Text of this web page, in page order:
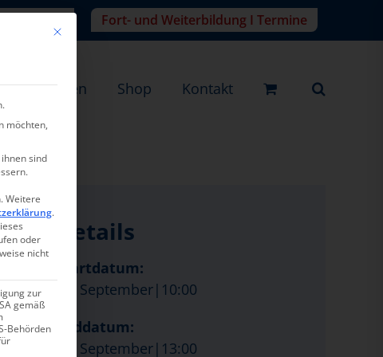
Fort- und Weiterbildung I Termine
Leistungen Shop Kontakt
Details
Startdatum:
28. September|10:00
Enddatum:
28. September|13:00
Mit diesem Button wird der Dialog geschlossen. Seine Funktionalität ist
möchten,
sind
Weitere
.
oder
nicht
zur
gemäß
Behörden